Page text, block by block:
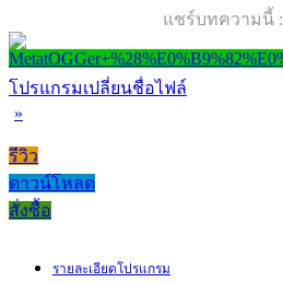
แชร์บทความนี้ :
โปรแกรมเปลี่ยนชื่อไฟล์
»
รีวิว
ดาวน์โหลด
สั่งซื้อ
รายละเอียดโปรแกรม